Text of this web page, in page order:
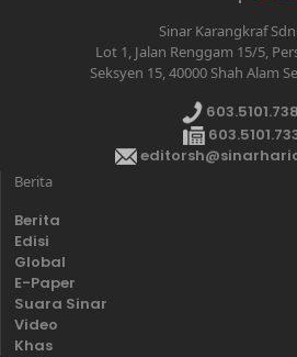
Sinar Karangkraf
Lot 1, Jalan Renggam 15/5,
Seksyen 15, 40000 Shah Alam
Berita
Berita
Edisi
Global
E-Paper
Suara Sinar
Video
Khas